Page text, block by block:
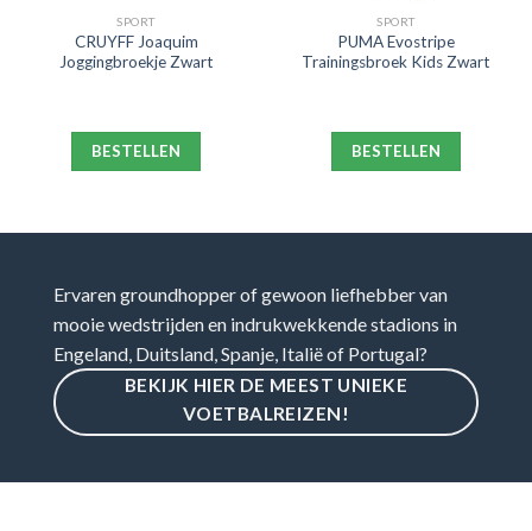
SPORT
CRUYFF Joaquim
Joggingbroekje Zwart
BESTELLEN
SPORT
PUMA Evostripe
Trainingsbroek Kids Zwart
BESTELLEN
Ervaren groundhopper of gewoon liefhebber van
mooie wedstrijden en indrukwekkende stadions in
Engeland, Duitsland, Spanje, Italië of Portugal?
BEKIJK HIER DE MEEST UNIEKE
VOETBALREIZEN!